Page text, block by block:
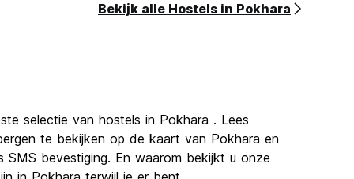
Bekijk alle Hostels in Pokhara
selectie van hostels in Pokhara . Lees
te bekijken op de kaart van Pokhara en
SMS bevestiging. En waarom bekijkt u onze